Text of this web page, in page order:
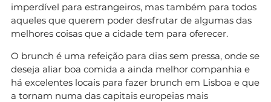
imperdível para estrangeiros, mas também para todos
aqueles que querem poder desfrutar de algumas das
melhores coisas que a cidade tem para oferecer.
O brunch é uma refeição para dias sem pressa, onde se
deseja aliar boa comida a ainda melhor companhia e
há excelentes locais para fazer brunch em Lisboa e que
a tornam numa das capitais europeias mais